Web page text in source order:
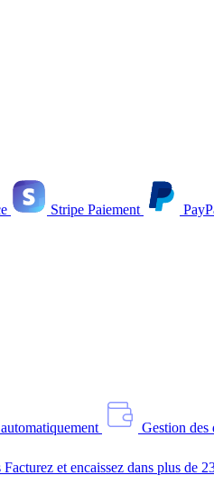
Stripe Paiement
Gestion des
Facturez et encaissez dans plus de